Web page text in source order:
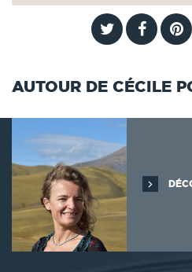
AUTOUR DE CÉCILE